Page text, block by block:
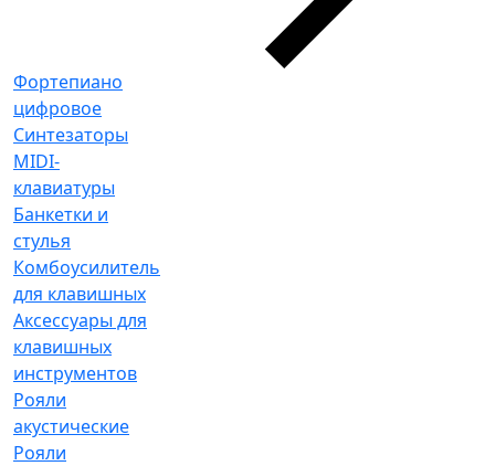
Фортепиано
цифровое
Синтезаторы
MIDI-
клавиатуры
Банкетки и
стулья
Комбоусилитель
для клавишных
Аксессуары для
клавишных
инструментов
Рояли
акустические
Рояли